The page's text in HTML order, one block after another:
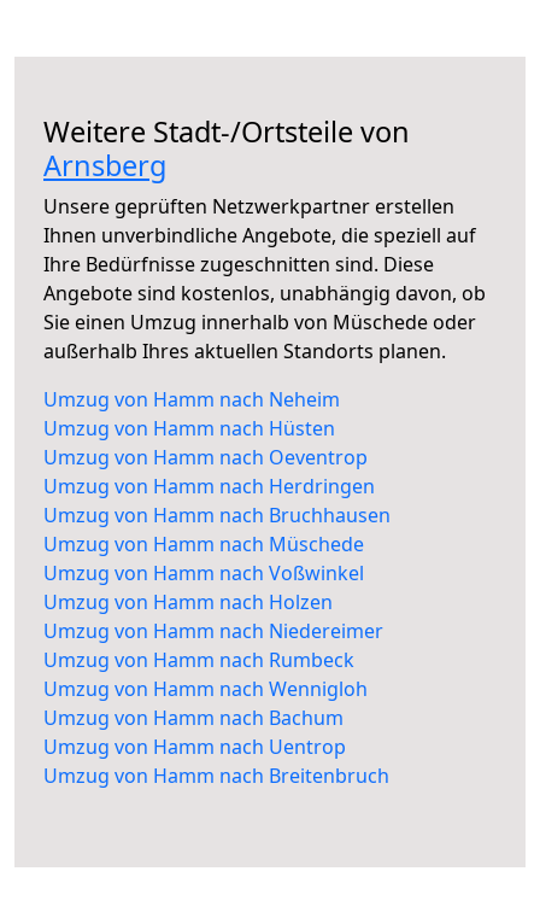
Weitere Stadt-/Ortsteile von
Arnsberg
Unsere geprüften Netzwerkpartner erstellen
Ihnen unverbindliche Angebote, die speziell auf
Ihre Bedürfnisse zugeschnitten sind. Diese
Angebote sind kostenlos, unabhängig davon, ob
Sie einen Umzug innerhalb von Müschede oder
außerhalb Ihres aktuellen Standorts planen.
Umzug von Hamm nach Neheim
Umzug von Hamm nach Hüsten
Umzug von Hamm nach Oeventrop
Umzug von Hamm nach Herdringen
Umzug von Hamm nach Bruchhausen
Umzug von Hamm nach Müschede
Umzug von Hamm nach Voßwinkel
Umzug von Hamm nach Holzen
Umzug von Hamm nach Niedereimer
Umzug von Hamm nach Rumbeck
Umzug von Hamm nach Wennigloh
Umzug von Hamm nach Bachum
Umzug von Hamm nach Uentrop
Umzug von Hamm nach Breitenbruch